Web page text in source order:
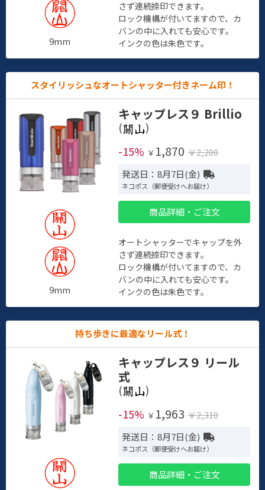
9mm
さず連続捺印できます。
ロック機構が付いてますので、カ
バンの中に入れても安心です。
インクの色は朱色です。
スタイリッシュなオートシャッター付きネーム印！
9mm
キャップレス９ Brillio
(
)
-15% ￥ 1,870 ￥2,200
発送日：8月7日(金)
ネコポス（郵便受けへお届け）
商品詳細・ご注文
オートシャッターでキャップを外
さず連続捺印できます。
ロック機構が付いてますので、カ
バンの中に入れても安心です。
インクの色は朱色です。
持ち歩きに最適なリール式！
キャップレス９ リール
式
(
)
-15% ￥ 1,963 ￥2,310
発送日：8月7日(金)
ネコポス（郵便受けへお届け）
商品詳細・ご注文